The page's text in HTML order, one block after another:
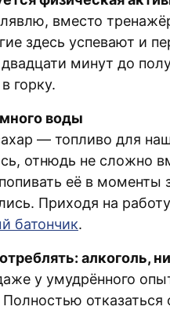
вместо
здесь успевают и
минут до
горку.
воды
— топливо для
отнюдь не сложно
её в моменты
Приходя на
батончик.
алкоголь,
у умудрённого
отказаться